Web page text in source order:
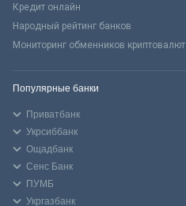
Кредит онлайн
Народный рейтинг банков
Мониторинг обменников криптовалют
Популярные банки
Приватбанк
Укрсиббанк
Ощадбанк
Сенс Банк
ПУМБ
Укргазбанк